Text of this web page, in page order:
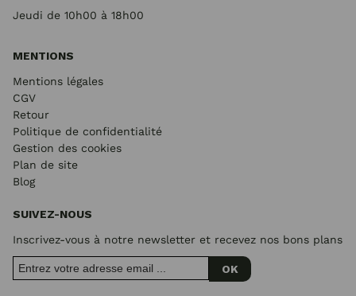
Jeudi de 10h00 à 18h00
MENTIONS
Mentions légales
CGV
Retour
Politique de confidentialité
Gestion des cookies
Plan de site
Blog
SUIVEZ-NOUS
Inscrivez-vous à notre newsletter et recevez nos bons plans
OK